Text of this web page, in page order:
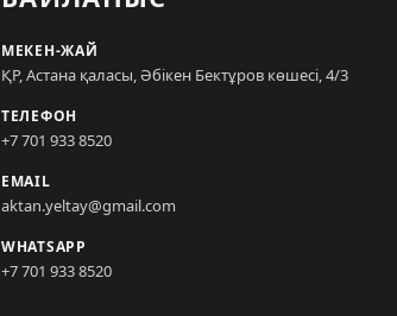
МЕКЕН-ЖАЙ
ҚР, Астана қаласы, Әбікен Бектұров көшесі, 4/3
ТЕЛЕФОН
+7 701 933 8520
EMAIL
aktan.yeltay@gmail.com
WHATSAPP
+7 701 933 8520